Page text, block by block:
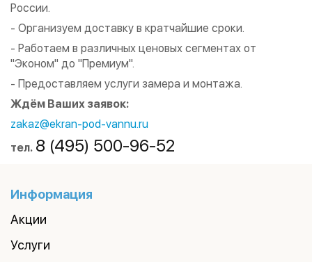
России.
- Организуем доставку в кратчайшие сроки.
- Работаем в различных ценовых сегментах от
"Эконом" до "Премиум".
- Предоставляем услуги замера и монтажа.
Ждём Ваших заявок:
zakaz@ekran-pod-vannu.ru
тел. 8 (495) 500-96-52
Информация
Акции
Услуги